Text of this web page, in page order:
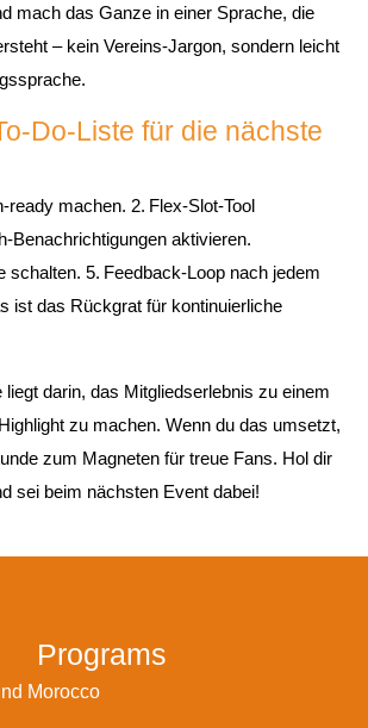
mach das Ganze in einer Sprache, die
– kein Vereins‑Jargon, sondern leicht
für die nächste
machen. 2. Flex‑Slot‑Tool
aktivieren.
schalten. 5. Feedback‑Loop nach jedem
ist das Rückgrat für kontinuierliche
liegt darin, das Mitgliedserlebnis zu einem
zu machen. Wenn du das umsetzt,
zum Magneten für treue Fans. Hol dir
sei beim nächsten Event dabei!
Programs
Morocco